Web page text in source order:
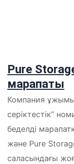
Pure
марапаты
Компания ұжымы
серіктестік”
беделді
және Pure
саласындағы